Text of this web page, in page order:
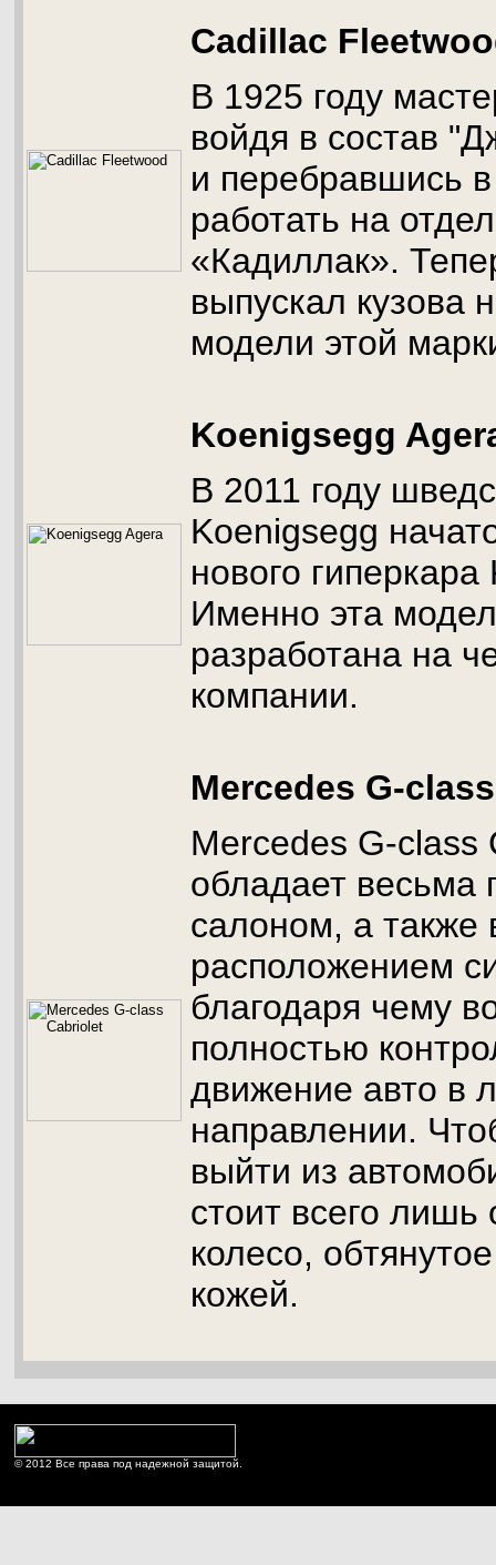
Cadillac
В 1925 году
войдя в состав
и перебравшись
работать на
«Кадиллак».
выпускал кузова
модели этой
Koenigsegg
В 2011 году
Koenigsegg
нового
Именно эта
разработана на
компании.
Mercedes G-
Mercedes G-class
обладает весьма
салоном, а также
расположением
благодаря чему
полностью
движение авто в
направлении.
выйти из
стоит всего лишь
колесо,
кожей.
© 2012 Все права под надежной защитой.